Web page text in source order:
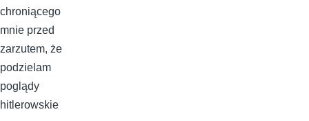
chroniącego
mnie przed
zarzutem, że
podzielam
poglądy
hitlerowskie